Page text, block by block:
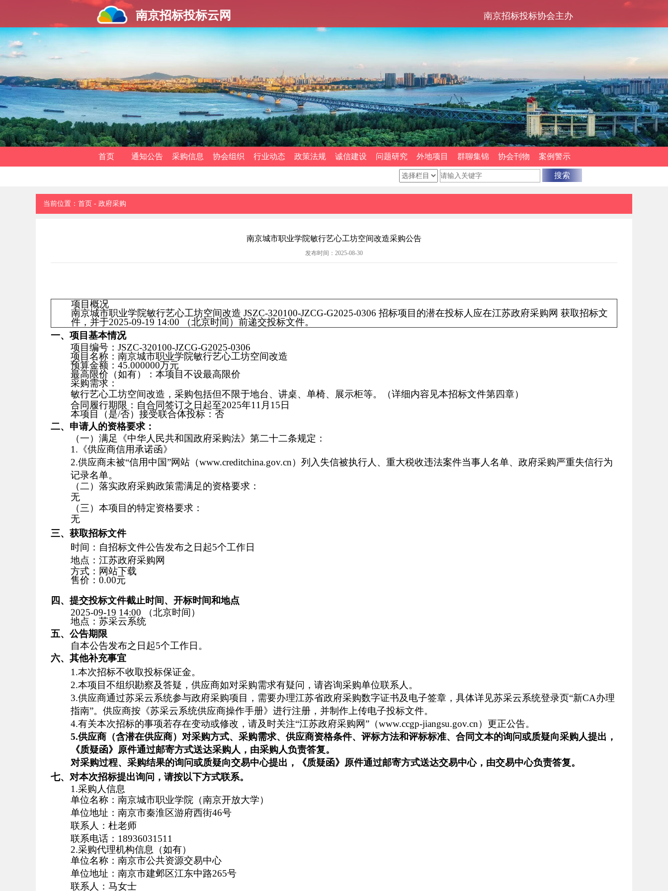
南京招标投标云网 南京招标投标协会主办
首页 通知公告 采购信息 协会组织 行业动态 政策法规 诚信建设 问题研究 外地项目 群聊集锦 协会刊物 案例警示
当前位置： 首页 - 政府采购
南京城市职业学院敏行艺心工坊空间改造采购公告
发布时间：2025-08-30
项目概况
南京城市职业学院敏行艺心工坊空间改造 JSZC-320100-JZCG-G2025-0306 招标项目的潜在投标人应在江苏政府采购网 获取招标文
件，并于2025-09-19 14:00 （北京时间）前递交投标文件。
一、项目基本情况
项目编号： JSZC-320100-JZCG-G2025-0306
项目名称： 南京城市职业学院敏行艺心工坊空间改造
预算金额： 45.000000万元
最高限价（如有）： 本项目不设最高限价
采购需求：
敏行艺心工坊空间改造 ， 采购包括但不限于地台、讲桌、单椅、展示柜等。
（详细内容见本招标文件第四章）
合同履行期限： 自合同签订之日起至2025年11月15日
本项目（是/否）接受联合体投标： 否
二、申请人的资格要求：
（一）满足《中华人民共和国政府采购法》第二十二条规定：
1.《供应商信用承诺函》
2.供应商未被“信用中国”网站（www.creditchina.gov.cn）列入失信被执行人、重大税收违法案件当事人名单、政府采购严重失信行为
记录名单。
（二）落实政府采购政策需满足的资格要求：
无
（三）本项目的特定资格要求：
无
三、获取招标文件
时间： 自招标文件公告发布之日起5个工作日
地点： 江苏政府采购网
方式： 网站下载
售价： 0.00元
四、提交投标文件截止时间、开标时间和地点
2025-09-19 14:00 （北京时间）
地点： 苏采云系统
五、公告期限
自本公告发布之日起5个工作日。
六、其他补充事宜
1.本次招标不收取投标保证金。
2.本项目不组织勘察及答疑 ，供应商如对采购需求有疑问，请咨询采购单位联系人。
3.供应商通过苏采云系统参与政府采购项目，需要办理江苏省政府采购数字证书及电子签章， 具体详见苏采云系统登录页“新CA办理
指南”。供应商按《苏采云系统供应商操作手册》 进行注册， 并制作上传电子投标文件。
4.有关本次招标的事项若存在变动或修改，请及时关注“江苏政府采购网”（www.ccgp-jiangsu.gov.cn）更正公告。
5.供应商（含潜在供应商）对采购方式、采购需求、供应商资格条件、评标方法和评标标准、合同文本的询问或质疑向采购人提出，
《质疑函》原件通过邮寄方式送达采购人， 由采购人负责答复。
对采购过程、采购结果的询问或质疑向交易中心提出， 《质疑函》原件通过邮寄方式送达交易中心， 由交易中心负责答复。
七、对本次招标提出询问，请按以下方式联系。
1.采购人信息
单位名称：南京城市职业学院（南京开放大学）
单位地址：南京市秦淮区游府西街46号
联系人：杜老师
联系电话：18936031511
2.采购代理机构信息（如有）
单位名称：南京市公共资源交易中心
单位地址：南京市建邺区江东中路265号
联系人：马女士